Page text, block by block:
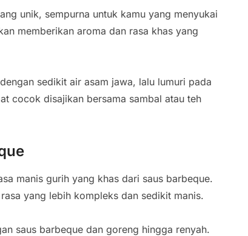
unik, sempurna untuk kamu yang menyukai
memberikan aroma dan rasa khas yang
sedikit air asam jawa, lalu lumuri pada
cocok disajikan bersama sambal atau teh
manis gurih yang khas dari saus barbeque.
yang lebih kompleks dan sedikit manis.
saus barbeque dan goreng hingga renyah.